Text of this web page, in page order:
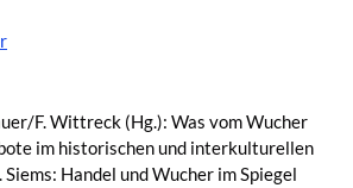
F. Wittreck (Hg.): Was vom Wucher
im historischen und interkulturellen
Handel und Wucher im Spiegel